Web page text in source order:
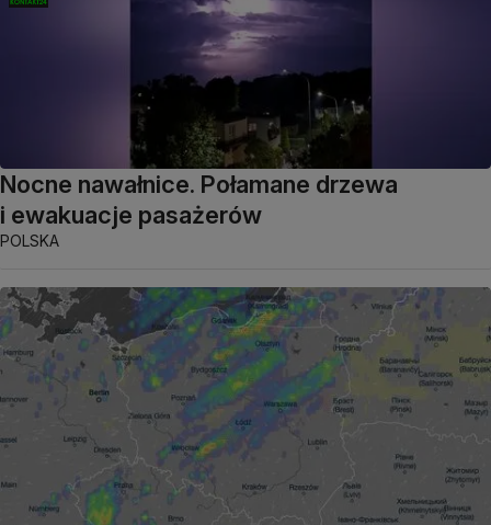
Nocne nawałnice. Połamane drzewa
i ewakuacje pasażerów
POLSKA